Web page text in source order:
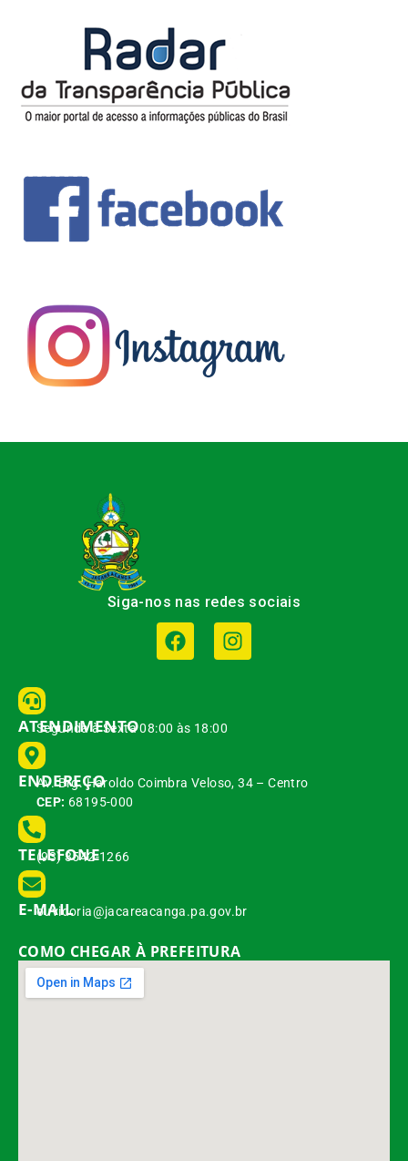
Siga-nos nas redes sociais
ATENDIMENTO
Segunda à Sexta 08:00 às 18:00
ENDEREÇO
Av. Brg. Haroldo Coimbra Veloso, 34 – Centro
CEP: 68195-000
TELEFONE
(93) 3542-1266
E-MAIL
ouvidoria@jacareacanga.pa.gov.br
COMO CHEGAR À PREFEITURA